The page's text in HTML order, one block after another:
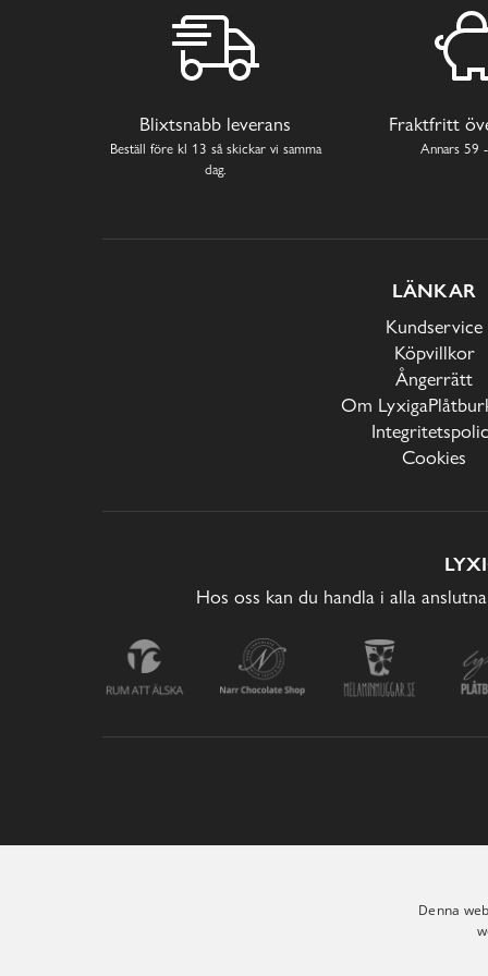
Blixtsnabb leverans
Beställ före kl 13 så skickar vi samma
dag.
Fraktfritt
Annars 59
LÄNKAR
Kundservice
Köpvillkor
Ångerrätt
Om
Cookies
Hos oss kan du handla i alla
Denna